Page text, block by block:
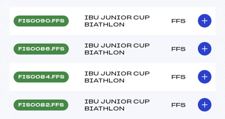
FIS0090.FFS
IBU JUNIOR CUP
BIATHLON
FFS
FIS0086.FFS
IBU JUNIOR CUP
BIATHLON
FFS
FIS0084.FFS
IBU JUNIOR CUP
BIATHLON
FFS
FIS0082.FFS
IBU JUNIOR CUP
BIATHLON
FFS